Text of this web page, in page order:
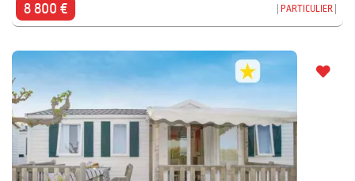
8 800 € PARTICULIER